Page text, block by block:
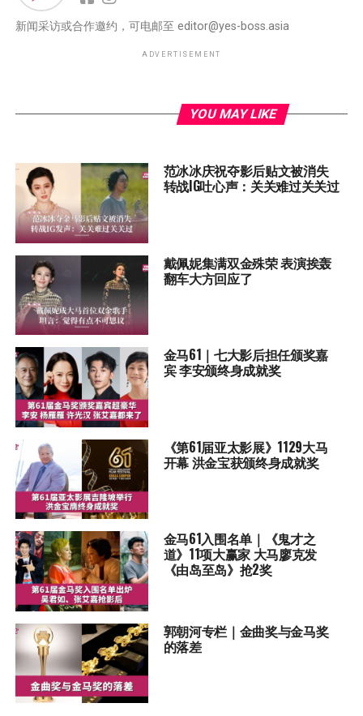
新闻采访或合作邀约，可电邮至 editor@yes-boss.asia
ADVERTISEMENT
YOU MAY LIKE
范冰冰庆祝夺影后贴文被消失
转战IG吐心声：关关难过关关过
戴佩妮集满双金殊荣 表演挨轰
翻车大方回应了
金马61｜七大影后担任颁奖嘉
宾 李安颁终身成就奖
《第61届亚太影展》1129大马
开幕 洪金宝获颁终身成就奖
金马61入围名单｜《鬼才之
道》11项大赢家 大马廖克发
《由岛至岛》抢2奖
郭朝河专栏｜金曲奖与金马奖
的落差